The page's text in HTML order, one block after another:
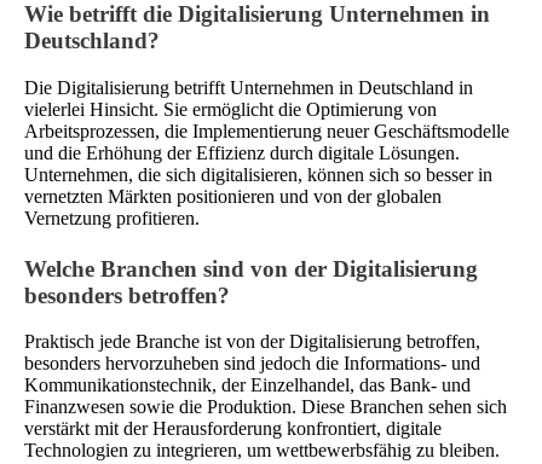
Wie betrifft die Digitalisierung Unternehmen in
Deutschland?
Die Digitalisierung betrifft Unternehmen in Deutschland in
vielerlei Hinsicht. Sie ermöglicht die Optimierung von
Arbeitsprozessen, die Implementierung neuer Geschäftsmodelle
und die Erhöhung der Effizienz durch digitale Lösungen.
Unternehmen, die sich digitalisieren, können sich so besser in
vernetzten Märkten positionieren und von der globalen
Vernetzung profitieren.
Welche Branchen sind von der Digitalisierung
besonders betroffen?
Praktisch jede Branche ist von der Digitalisierung betroffen,
besonders hervorzuheben sind jedoch die Informations- und
Kommunikationstechnik, der Einzelhandel, das Bank- und
Finanzwesen sowie die Produktion. Diese Branchen sehen sich
verstärkt mit der Herausforderung konfrontiert, digitale
Technologien zu integrieren, um wettbewerbsfähig zu bleiben.